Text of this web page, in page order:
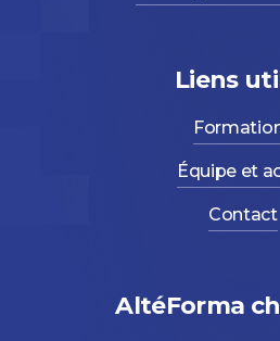
Liens
Équipe et
Contact
AltéForma